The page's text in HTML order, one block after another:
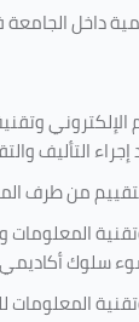
داخل
التأليف
من طرف
سلوك
المعلومات